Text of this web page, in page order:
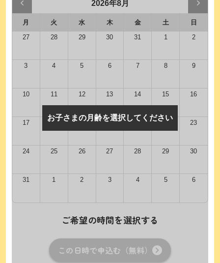
2026年8月
月 火 水 木 金 土
日
27
28 29 30 31 1 2
3 4 5 6 7 8 9
10 11 12 13 14 15 16
17 18 19 20 21 22 23
24 25 26 27 28 29 30
31 1 2 3 4 5 6
ご希望の時間を選択する
この日時で申込む（無料）
お子さまの月齢を選択してください